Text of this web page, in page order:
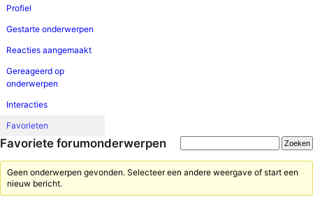
Profiel
Gestarte onderwerpen
Reacties aangemaakt
Gereageerd op
onderwerpen
Interacties
Favorieten
Favoriete forumonderwerpen
Geen onderwerpen gevonden. Selecteer een andere weergave of start een
nieuw bericht.